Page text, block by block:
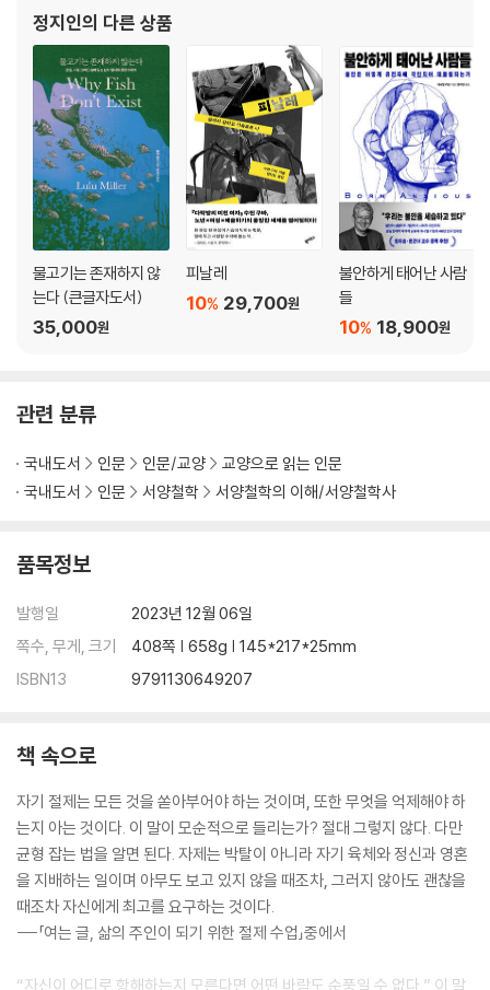
몸과 정신이 균형을 이룰 때 잠재력이 발휘된다
3부 영혼
절제는 전염된다
아들 잃은 슬픔을 견딜 수 있었던 이유
자기중심성 벗어나기
절제의 파급효과
특권에는 책임이 따른다
너그러울 때 성장한다
권력의 유혹을 거절하라
비폭력이 폭력보다 더 강력하다
후퇴할 때는 소크라테스처럼
유연함이 강함이다
평온에 이르는 유일한 길
정지인의 다른 상품
물고기는 존재하지 않
는다 (큰글자도서)
35,000원
피날레
29,700원
10%
불안하게 태어난 사람
들
18,900원
10%
관련 분류
국내도서 인문 인문/교양
교양으로 읽는 인문
국내도서
인문 서양철학 서양철학의 이해/서양철학사
품목정보
발행일
2023년 12월 06일
쪽수, 무게, 크기
408쪽 | 658g | 145*217*25mm
ISBN13
9791130649207
책 속으로
자기 절제는 모든 것을 쏟아부어야 하는 것이며, 또한 무엇을 억제해야 하
는지 아는 것이다. 이 말이 모순적으로 들리는가? 절대 그렇지 않다. 다만
균형 잡는 법을 알면 된다. 자제는 박탈이 아니라 자기 육체와 정신과 영혼
을 지배하는 일이며 아무도 보고 있지 않을 때조차, 그러지 않아도 괜찮을
때조차 자신에게 최고를 요구하는 것이다.
---「여는 글, 삶의 주인이 되기 위한 절제 수업」중에서
“자신이 어디로 항해하는지 모른다면 어떤 바람도 순풍일 수 없다.” 이 말